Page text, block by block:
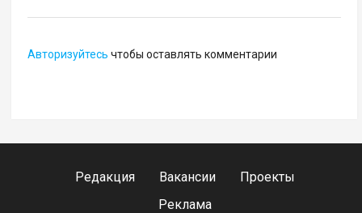
Авторизуйтесь чтобы оставлять комментарии
Редакция Вакансии
Проекты
Реклама